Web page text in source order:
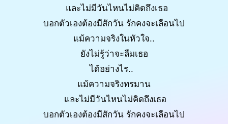
และไม่มีวันไหนไม่คิดถึงเธอ
บอกตัวเองต้องมีสักวัน รักคงจะเลือนไป
แม้ความจริงในหัวใจ..
ยังไม่รู้ว่าจะลืมเธอ
ได้อย่างไร..
แม้ความจริงทรมาน
และไม่มีวันไหนไม่คิดถึงเธอ
บอกตัวเองต้องมีสักวัน รักคงจะเลือนไป